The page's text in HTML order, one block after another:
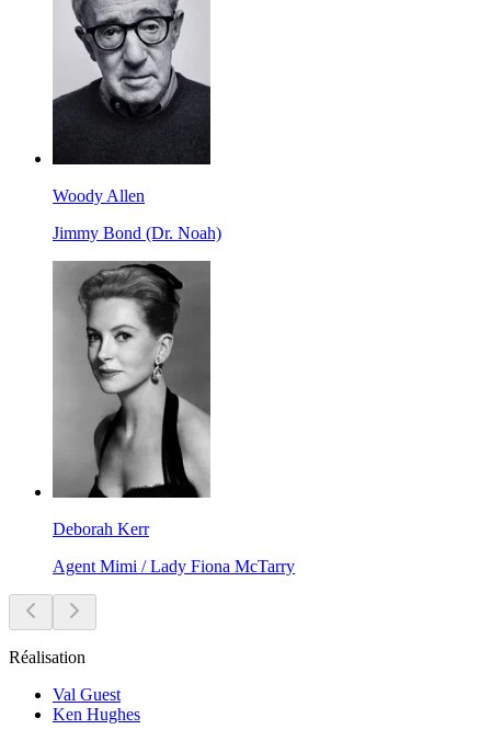
Woody Allen
Jimmy Bond (Dr. Noah)
Deborah Kerr
Agent Mimi / Lady Fiona McTarry
Réalisation
Val Guest
Ken Hughes